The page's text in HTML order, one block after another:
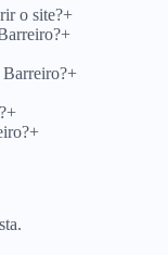
o site?+
+
+
+
+